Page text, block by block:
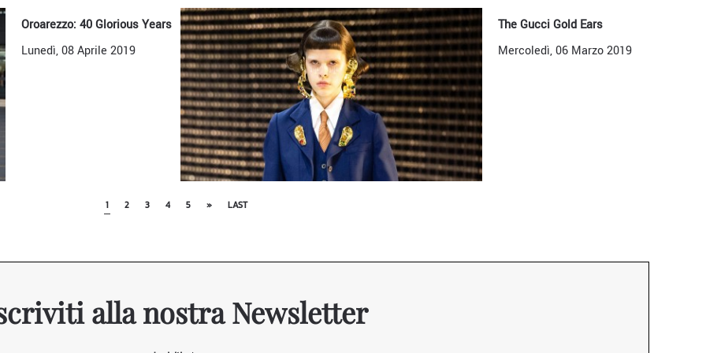
Oroarezzo: 40 Glorious Years
Lunedì, 08 Aprile 2019
The Gucci Gold Ears
Mercoledì, 06 Marzo 2019
1 2 3 4 5 » LAST
alla nostra Newsletter